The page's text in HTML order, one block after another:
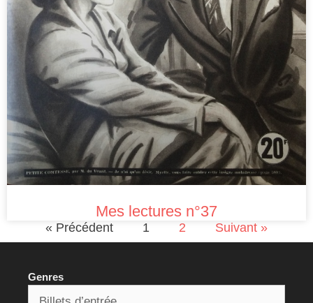
Mes lectures n°37
« Précédent 1 2 Suivant »
Genres